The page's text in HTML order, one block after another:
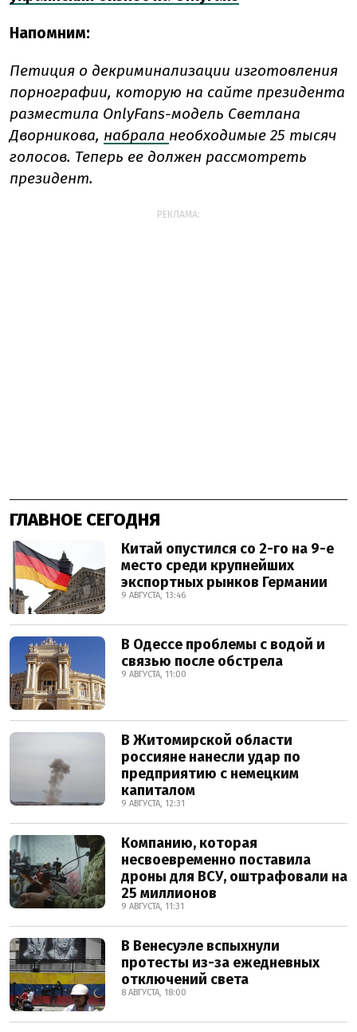
Напомним:
Петиция о декриминализации изготовления
порнографии, которую на сайте президента
разместила OnlyFans-модель Светлана
Дворникова, набрала необходимые 25 тысяч
голосов. Теперь ее должен рассмотреть
президент.
РЕКЛАМА:
ГЛАВНОЕ СЕГОДНЯ
Китай опустился со 2-го на 9-е
место среди крупнейших
экспортных рынков Германии
9 АВГУСТА, 13:46
В Одессе проблемы с водой и
связью после обстрела
9 АВГУСТА, 11:00
В Житомирской области
россияне нанесли удар по
предприятию с немецким
капиталом
9 АВГУСТА, 12:31
Компанию, которая
несвоевременно поставила
дроны для ВСУ, оштрафовали на
25 миллионов
9 АВГУСТА, 11:31
В Венесуэле вспыхнули
протесты из-за ежедневных
отключений света
8 АВГУСТА, 18:00